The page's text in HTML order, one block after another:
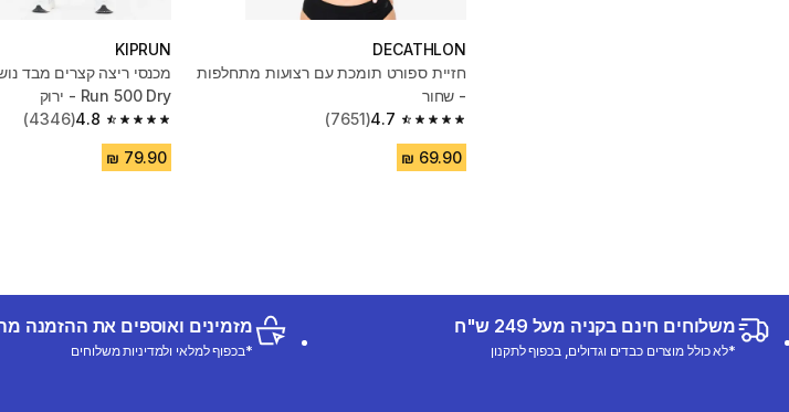
DECATHLON
חזיית ספורט תומכת עם רצועות מתחלפות
- שחור
4.7
4.7 out of 5 stars from 7651 reviews
(7651)
KIPRUN
Run 500 Dry - ירוק
4.8
4.8 out of 5 stars from 4346 reviews
(4346)
משלוחים חינם בקניה מעל 249 ש"ח
*לא כולל מוצרים כבדים וגדולים, בכפוף לתקנון
מזמינים ואוספים את ההזמנה
*בכפוף למלאי ולמדיניות משלוחים